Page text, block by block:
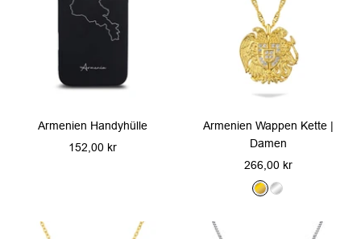
Armenien Handyhülle
Angebotspreis
152,00 kr
Armenien Wappen Kette |
Damen
Angebotspreis
266,00 kr
G S